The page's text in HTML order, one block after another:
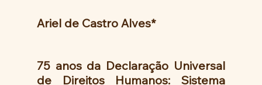
Ariel de Castro Alves*
75 anos da Declaração Universal
de Direitos Humanos: Sistema